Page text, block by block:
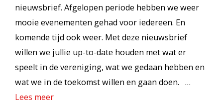
nieuwsbrief. Afgelopen periode hebben we weer
mooie evenementen gehad voor iedereen. En
komende tijd ook weer. Met deze nieuwsbrief
willen we jullie up-to-date houden met wat er
speelt in de vereniging, wat we gedaan hebben en
wat we in de toekomst willen en gaan doen. …
Lees meer